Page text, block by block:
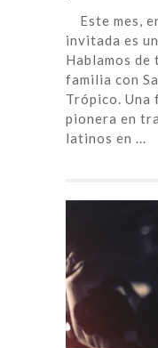
Este mes,
invitada es
Hablamos
familia con
Trópico. Una
pionera en
latinos en ...